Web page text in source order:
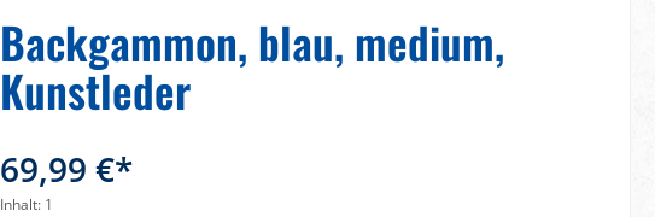
Backgammon, blau, medium,
Kunstleder
69,99 €*
Inhalt: 1